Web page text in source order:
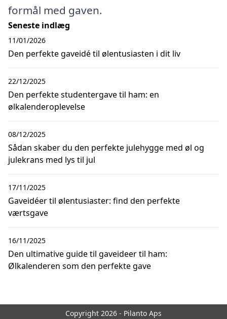
formål med gaven.
Seneste indlæg
Den perfekte gaveidé til ølentusiasten i dit liv
11/01/2026
Den perfekte studentergave til ham: en
ølkalenderoplevelse
22/12/2025
Sådan skaber du den perfekte julehygge med øl og
julekrans med lys til jul
08/12/2025
Gaveidéer til ølentusiaster: find den perfekte
værtsgave
17/11/2025
Den ultimative guide til gaveideer til ham:
Ølkalenderen som den perfekte gave
16/11/2025
Copyright 2026 - Pilanto Aps